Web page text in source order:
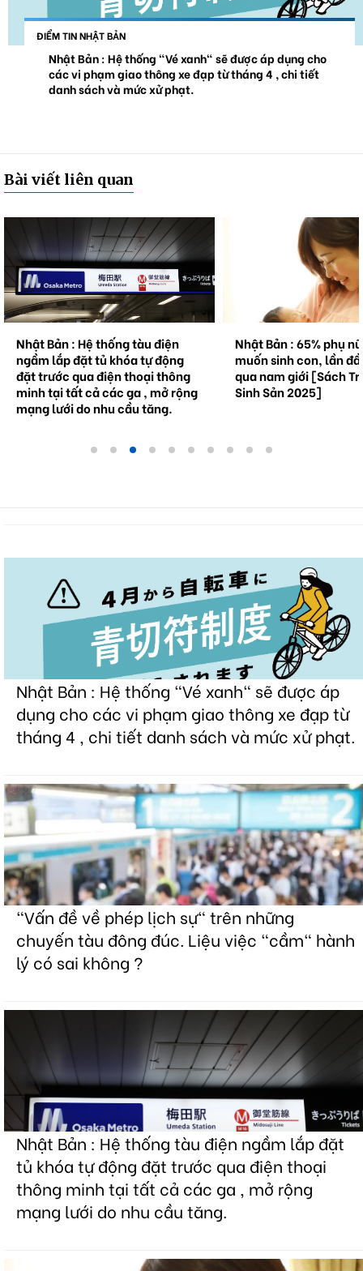
ĐIỂM TIN NHẬT BẢN
Nhật Bản : Hệ thống "Vé xanh" sẽ được áp dụng cho
các vi phạm giao thông xe đạp từ tháng 4 , chi tiết
danh sách và mức xử phạt.
Bài viết liên quan
Nhật Bản : Hệ thống tàu điện
ngầm lắp đặt tủ khóa tự động
đặt trước qua điện thoại thông
minh tại tất cả các ga , mở rộng
mạng lưới do nhu cầu tăng.
Nhật Bản : 65% phụ
muốn sinh con, lần
qua nam giới [Sách
Sinh Sản 2025]
Nhật Bản : Hệ thống "Vé xanh" sẽ được áp
dụng cho các vi phạm giao thông xe đạp từ
tháng 4 , chi tiết danh sách và mức xử phạt.
"Vấn đề về phép lịch sự" trên những
chuyến tàu đông đúc. Liệu việc "cầm" hành
lý có sai không ?
Nhật Bản : Hệ thống tàu điện ngầm lắp đặt
tủ khóa tự động đặt trước qua điện thoại
thông minh tại tất cả các ga , mở rộng
mạng lưới do nhu cầu tăng.